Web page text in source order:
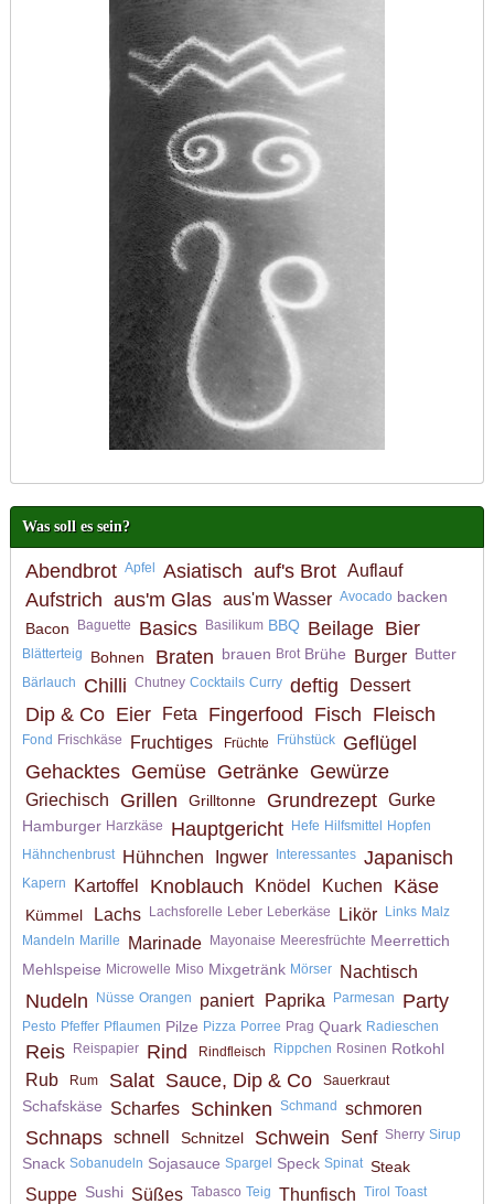
Was soll es sein?
Abendbrot Apfel Asiatisch auf's Brot Auflauf
Aufstrich aus'm Glas aus'm Wasser Avocado backen
Bacon
Baguette Basics Basilikum BBQ Beilage Bier
Blätterteig Bohnen Braten brauen Brot Brühe Burger Butter
Bärlauch Chilli Chutney Cocktails Curry deftig Dessert
Dip & Co Eier Feta Fingerfood Fisch Fleisch
Fond Frischkäse Fruchtiges Früchte Frühstück Geflügel
Gehacktes Gemüse Getränke Gewürze
Griechisch Grillen Grilltonne Grundrezept Gurke
Hamburger Harzkäse Hauptgericht Hefe Hilfsmittel
Hopfen
Hähnchenbrust
Hühnchen Ingwer Interessantes Japanisch
Kapern Kartoffel Knoblauch Knödel Kuchen Käse
Kümmel Lachs Lachsforelle Leber Leberkäse Likör Links Malz
Mandeln Marille Marinade Mayonaise Meeresfrüchte Meerrettich
Mehlspeise Microwelle Miso Mixgetränk Mörser Nachtisch
Nudeln Nüsse Orangen paniert Paprika Parmesan Party
Pesto Pfeffer Pflaumen Pilze Pizza Porree Prag Quark Radieschen
Reis Reispapier Rind Rindfleisch Rippchen Rosinen Rotkohl
Rub Rum Salat Sauce, Dip & Co Sauerkraut
Schafskäse Scharfes Schinken Schmand schmoren
Schnaps schnell Schnitzel Schwein Senf Sherry Sirup
Snack Sobanudeln Sojasauce Spargel Speck Spinat Steak
Suppe Sushi Süßes Tabasco Teig Thunfisch Tirol Toast